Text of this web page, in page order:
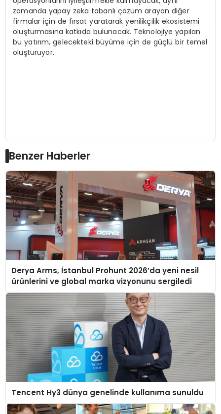
zamanda yapay zeka tabanlı çözüm arayan diğer
firmalar için de fırsat yaratarak yenilikçilik ekosistemi
oluşturmasına katkıda bulunacak. Teknolojiye yapılan
bu yatırım, gelecekteki büyüme için de güçlü bir temel
oluşturuyor.
Benzer Haberler
Derya Arms, İstanbul Prohunt 2026’da yeni nesil
ürünlerini ve global marka vizyonunu sergiledi
Tencent Hy3 dünya genelinde kullanıma sunuldu